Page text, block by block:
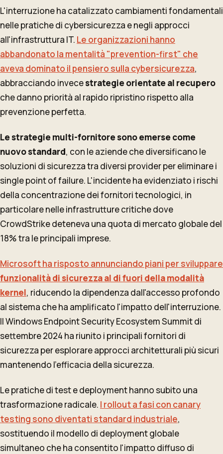
L'interruzione ha catalizzato cambiamenti fondamentali
nelle pratiche di cybersicurezza e negli approcci
all'infrastruttura IT. Le organizzazioni hanno
abbandonato la mentalità "prevention-first" che
aveva dominato il pensiero sulla cybersicurezza,
abbracciando invecestrategie orientate al recupero
che danno priorità al rapido ripristino rispetto alla
prevenzione perfetta.
Le strategie multi-fornitore sono emerse come
nuovo standard, con le aziende che diversificano le
soluzioni di sicurezza tra diversi provider per eliminare i
single point of failure. L'incidente ha evidenziato i rischi
della concentrazione dei fornitori tecnologici, in
particolare nelle infrastrutture critiche dove
CrowdStrike deteneva una quota di mercato globale del
18% tra le principali imprese.
Microsoft ha risposto annunciando piani per sviluppare
funzionalità di sicurezza al di fuori della modalità
kernel, riducendo la dipendenza dall'accesso profondo
al sistema che ha amplificato l'impatto dell'interruzione.
Il Windows Endpoint Security Ecosystem Summit di
settembre 2024 ha riunito i principali fornitori di
sicurezza per esplorare approcci architetturali più sicuri
mantenendo l'efficacia della sicurezza.
Le pratiche di test e deployment hanno subito una
trasformazione radicale. I rollout a fasi con canary
testing sono diventati standard industriale,
sostituendo il modello di deployment globale
simultaneo che ha consentito l'impatto diffuso di